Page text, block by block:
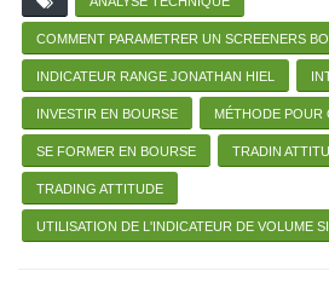
COMMENT PARAMETRER UN SCREENERS
INDICATEUR RANGE JONATHAN HIEL
INVESTIR EN BOURSE MÉTHODE POUR
SE FORMER EN BOURSE TRADIN
TRADING ATTITUDE
UTILISATION DE L'INDICATEUR DE VOLUME